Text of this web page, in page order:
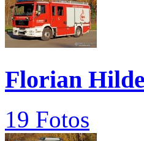
Florian
19 Fotos